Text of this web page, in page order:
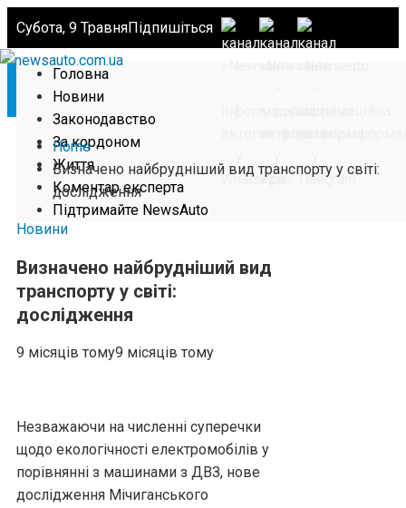
Субота, 9 ТравняПідпишіться
Головна
Новини
Законодавство
За кордоном
Життя
Коментар експерта
Підтримайте NewsAuto
Home
Визначено найбрудніший вид транспорту у світі:
дослідження
Новини
Визначено найбрудніший вид
транспорту у світі:
дослідження
9 місяців тому9 місяців тому
Незважаючи на численні суперечки
щодо екологічності електромобілів у
порівнянні з машинами з ДВЗ, нове
дослідження Мічиганського